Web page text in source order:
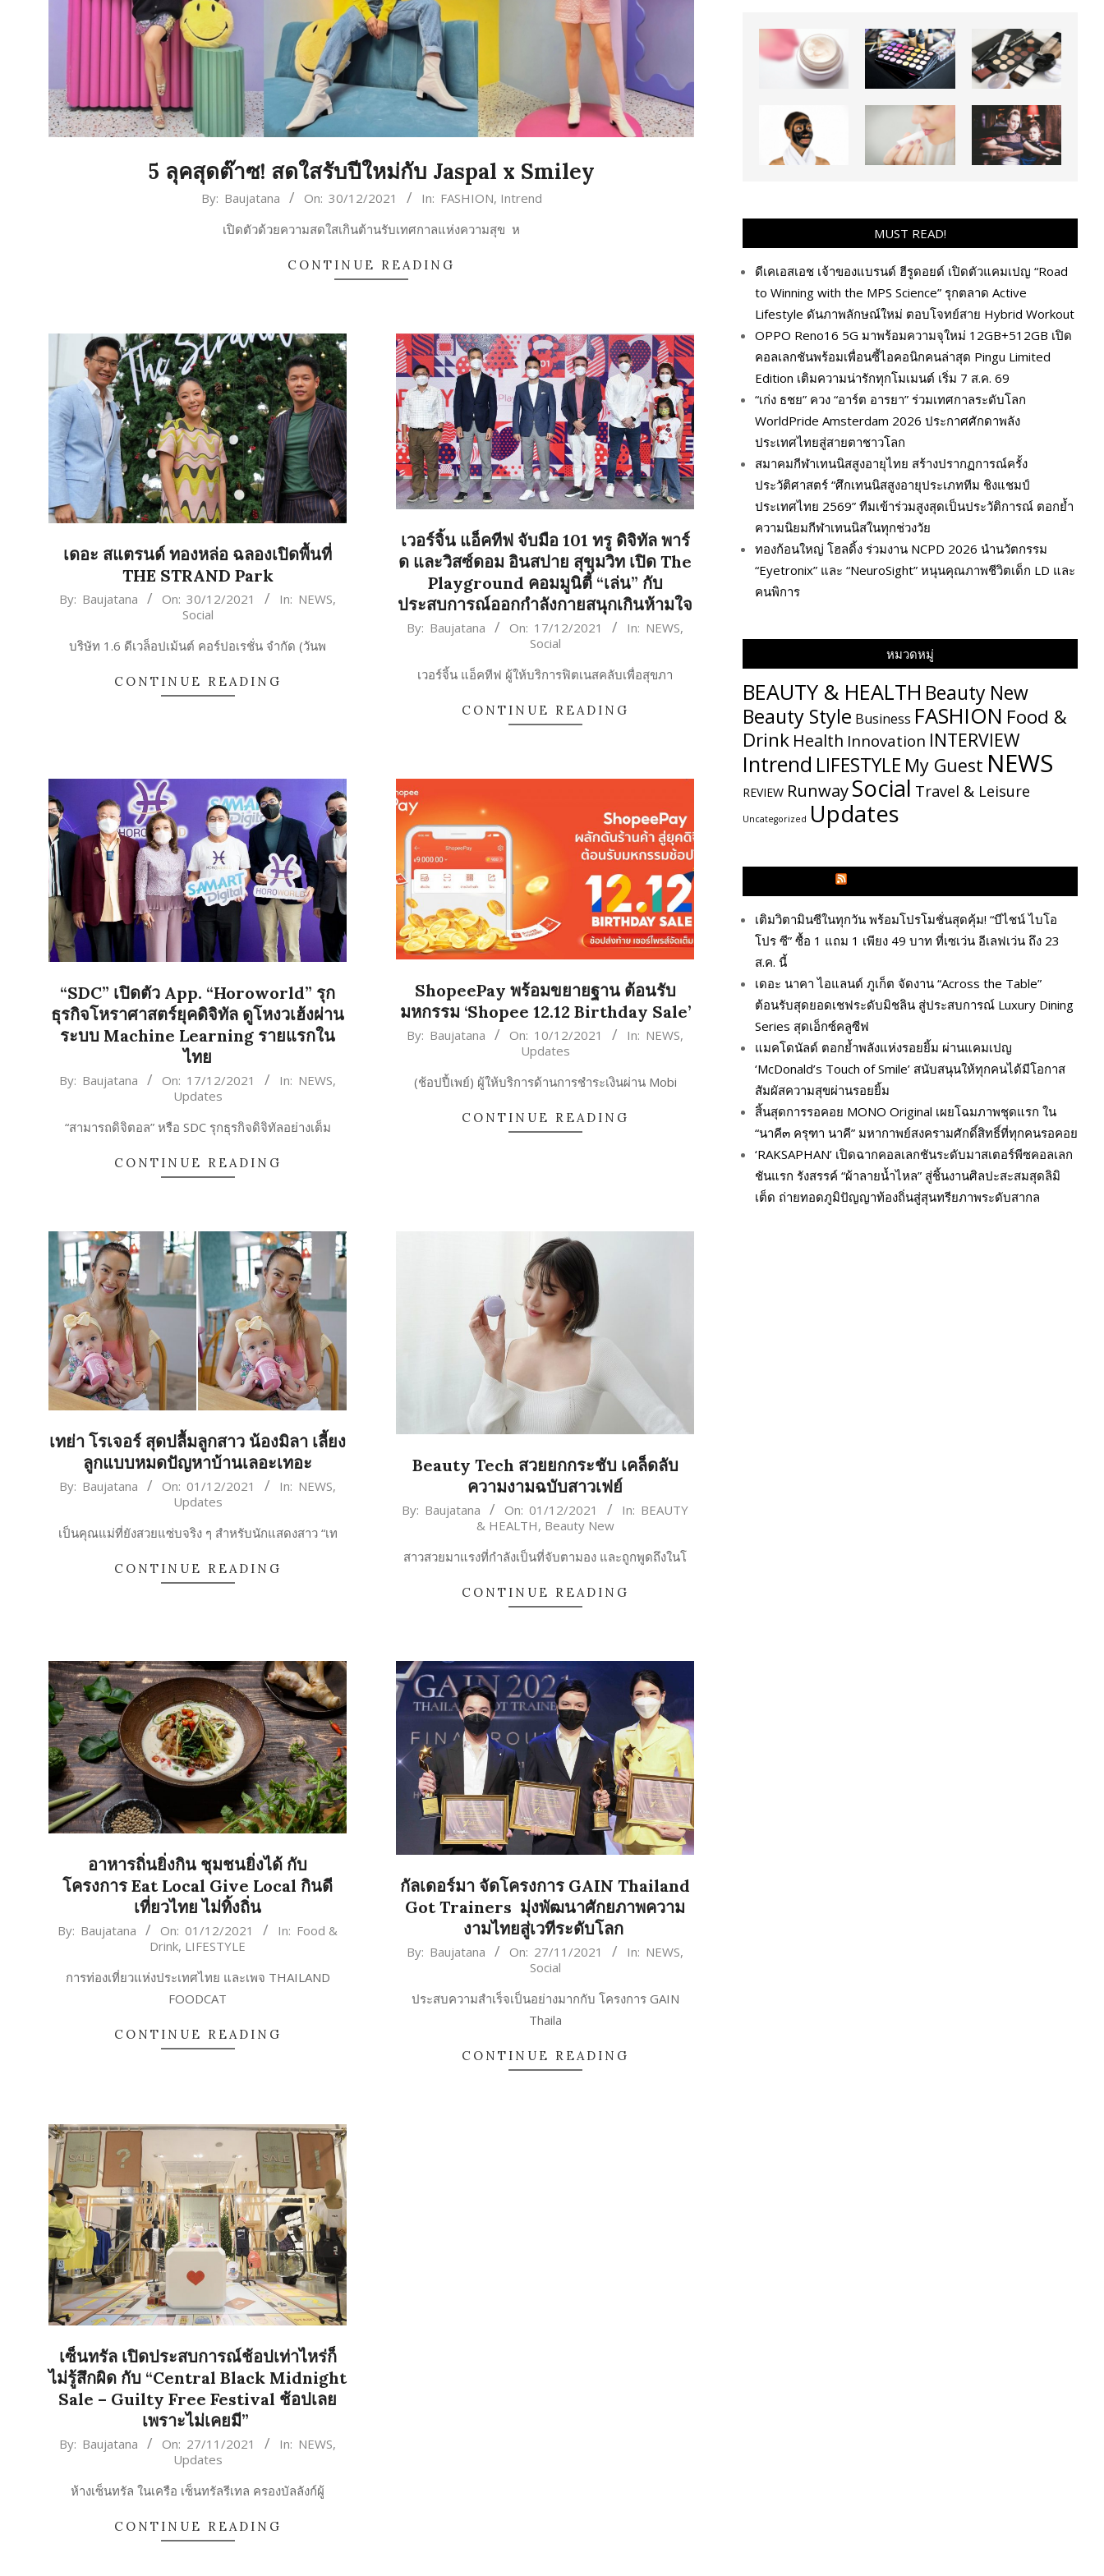
5 ลุคสุดต๊าซ! สดใสรับปีใหม่กับ Jaspal x Smiley
By: Baujatana On: 30/12/2021 In: FASHION, Intrend
เปิดตัวด้วยความสดใสเกินต้านรับเทศกาลแห่งความสุข ห
CONTINUE READING
เดอะ สแตรนด์ ทองหล่อ ฉลองเปิดพื้นที่
THE STRAND Park
2021-
By: Baujatana On: 30/12/2021 In: NEWS,
Social
บริษัท 1.6 ดีเวล็อปเม้นต์ คอร์ปอเรชั่น จำกัด (วันพ
CONTINUE READING
เวอร์จิ้น แอ็คทีฟ จับมือ 101 ทรู ดิจิทัล พาร์
ด และวิสซ์ดอม อินสปาย สุขุมวิท เปิด The
Playground คอมมูนิตี้ “เล่น” กับ
ประสบการณ์ออกกำลังกายสนุกเกินห้ามใจ
2021-
By: Baujatana On: 17/12/2021 In: NEWS,
Social
เวอร์จิ้น แอ็คทีฟ ผู้ให้บริการฟิตเนสคลับเพื่อสุขภา
CONTINUE READING
“SDC” เปิดตัว App. “Horoworld” รุก
ธุรกิจโหราศาสตร์ยุคดิจิทัล ดูโหงวเฮ้งผ่าน
ระบบ Machine Learning รายแรกใน
ไทย
2021-
By: Baujatana On: 17/12/2021 In: NEWS,
Updates
“สามารถดิจิตอล” หรือ SDC รุกธุรกิจดิจิทัลอย่างเต็ม
CONTINUE READING
ShopeePay พร้อมขยายฐาน ต้อนรับ
มหกรรม ‘Shopee 12.12 Birthday Sale’
2021-
By: Baujatana On: 10/12/2021 In: NEWS,
Updates
(ช้อปปี้เพย์) ผู้ให้บริการด้านการชำระเงินผ่าน Mobi
CONTINUE READING
เทย่า โรเจอร์ สุดปลื้มลูกสาว น้องมิลา เลี้ยง
ลูกแบบหมดปัญหาบ้านเลอะเทอะ
2021-
01
By: Baujatana On: 01/12/2021 In: NEWS,
Updates
เป็นคุณแม่ที่ยังสวยแซ่บจริง ๆ สำหรับนักแสดงสาว “เท
CONTINUE READING
Beauty Tech สวยยกกระชับ เคล็ดลับ
ความงามฉบับสาวเฟย์
2021-
01
By: Baujatana On: 01/12/2021 In: BEAUTY
& HEALTH, Beauty New
สาวสวยมาแรงที่กำลังเป็นที่จับตามอง และถูกพูดถึงในโ
CONTINUE READING
อาหารถิ่นยิ่งกิน ชุมชนยิ่งได้ กับ
โครงการ Eat Local Give Local กินดี
เที่ยวไทย ไม่ทิ้งถิ่น
2021-
By: Baujatana On: 01/12/2021 In: Food &
Drink, LIFESTYLE
การท่องเที่ยวแห่งประเทศไทย และเพจ THAILAND
FOODCAT
CONTINUE READING
กัลเดอร์มา จัดโครงการ GAIN Thailand
Got Trainers มุ่งพัฒนาศักยภาพความ
งามไทยสู่เวทีระดับโลก
2021-
By: Baujatana On: 27/11/2021 In: NEWS,
Social
ประสบความสำเร็จเป็นอย่างมากกับ โครงการ GAIN
Thaila
CONTINUE READING
เซ็นทรัล เปิดประสบการณ์ช้อปเท่าไหร่ก็
ไม่รู้สึกผิด กับ “Central Black Midnight
Sale – Guilty Free Festival ช้อปเลย
เพราะไม่เคยมี”
2021-
By: Baujatana On: 27/11/2021 In: NEWS,
Updates
ห้างเซ็นทรัล ในเครือ เซ็นทรัลรีเทล ครองบัลลังก์ผู้
CONTINUE READING
MUST READ!
ดีเคเอสเอช เจ้าของแบรนด์ ฮีรูดอยด์ เปิดตัวแคมเปญ “Road
to Winning with the MPS Science” รุกตลาด Active
Lifestyle ดันภาพลักษณ์ใหม่ ตอบโจทย์สาย Hybrid Workout
OPPO Reno16 5G มาพร้อมความจุใหม่ 12GB+512GB เปิด
คอลเลกชันพร้อมเพื่อนซี้ไอคอนิกคนล่าสุด Pingu Limited
Edition เติมความน่ารักทุกโมเมนต์ เริ่ม 7 ส.ค. 69
“เก่ง ธชย” ควง “อาร์ต อารยา” ร่วมเทศกาลระดับโลก
WorldPride Amsterdam 2026 ประกาศศักดาพลัง
ประเทศไทยสู่สายตาชาวโลก
สมาคมกีฬาเทนนิสสูงอายุไทย สร้างปรากฏการณ์ครั้ง
ประวัติศาสตร์ “ศึกเทนนิสสูงอายุประเภททีม ชิงแชมป์
ประเทศไทย 2569” ทีมเข้าร่วมสูงสุดเป็นประวัติการณ์ ตอกย้ำ
ความนิยมกีฬาเทนนิสในทุกช่วงวัย
ทองก้อนใหญ่ โฮลดิ้ง ร่วมงาน NCPD 2026 นำนวัตกรรม
“Eyetronix” และ “NeuroSight” หนุนคุณภาพชีวิตเด็ก LD และ
คนพิการ
หมวดหมู่
BEAUTY & HEALTH Beauty New
Beauty Style Business FASHION Food &
Drink Health Innovation INTERVIEW
Intrend LIFESTYLE My​ Guest NEWS
REVIEW RunwaySocial Travel & Leisure
Uncategorized Updates
เติมวิตามินซีในทุกวัน พร้อมโปรโมชั่นสุดคุ้ม! “บีไชน์ ไบโอ
โปร ซี” ซื้อ 1 แถม 1 เพียง 49 บาท ที่เซเว่น อีเลฟเว่น ถึง 23
ส.ค. นี้
เดอะ นาคา ไอแลนด์ ภูเก็ต จัดงาน “Across the Table”
ต้อนรับสุดยอดเชฟระดับมิชลิน สู่ประสบการณ์ Luxury Dining
Series สุดเอ็กซ์คลูซีฟ
แมคโดนัลด์ ตอกย้ำพลังแห่งรอยยิ้ม ผ่านแคมเปญ
‘McDonald’s Touch of Smile’ สนับสนุนให้ทุกคนได้มีโอกาส
สัมผัสความสุขผ่านรอยยิ้ม
สิ้นสุดการรอคอย MONO Original เผยโฉมภาพชุดแรก ใน
“นาคี๓ ครุฑา นาคี” มหากาพย์สงครามศักดิ์สิทธิ์ที่ทุกคนรอคอย
‘RAKSAPHAN’ เปิดฉากคอลเลกชันระดับมาสเตอร์พีซคอลเลก
ชันแรก รังสรรค์ “ผ้าลายน้ำไหล” สู่ชิ้นงานศิลปะสะสมสุดลิมิ
เต็ด ถ่ายทอดภูมิปัญญาท้องถิ่นสู่สุนทรียภาพระดับสากล